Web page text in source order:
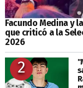
Facundo Medina y
que criticó a la
2026
2